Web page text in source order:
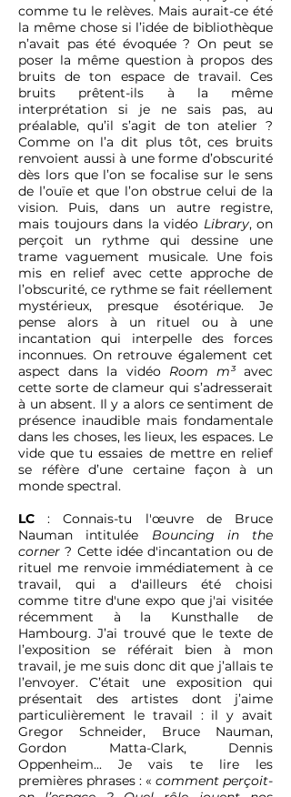
comme tu le relèves. Mais aurait-ce été
la même chose si l’idée de bibliothèque
n’avait pas été évoquée ? On peut se
poser la même question à propos des
bruits de ton espace de travail. Ces
bruits prêtent-ils à la même
interprétation si je ne sais pas, au
préalable, qu’il s’agit de ton atelier ?
Comme on l’a dit plus tôt, ces bruits
renvoient aussi à une forme d’obscurité
dès lors que l’on se focalise sur le sens
de l’ouïe et que l’on obstrue celui de la
vision. Puis, dans un autre registre,
mais toujours dans la vidéo Library, on
perçoit un rythme qui dessine une
trame vaguement musicale. Une fois
mis en relief avec cette approche de
l’obscurité, ce rythme se fait réellement
mystérieux, presque ésotérique. Je
pense alors à un rituel ou à une
incantation qui interpelle des forces
inconnues. On retrouve également cet
aspect dans la vidéo Room m³avec
cette sorte de clameur qui s’adresserait
à un absent. Il y a alors ce sentiment de
présence inaudible mais fondamentale
dans les choses, les lieux, les espaces. Le
vide que tu essaies de mettre en relief
se réfère d’une certaine façon à un
monde spectral.
LC : Connais-tu l'œuvre de Bruce
Nauman intitulée Bouncing in the
corner ? Cette idée d'incantation ou de
rituel me renvoie immédiatement à ce
travail, qui a d'ailleurs été choisi
comme titre d'une expo que j'ai visitée
récemment à la Kunsthalle de
Hambourg. J’ai trouvé que le texte de
l’exposition se référait bien à mon
travail, je me suis donc dit que j’allais te
l’envoyer. C’était une exposition qui
présentait des artistes dont j’aime
particulièrement le travail : il y avait
Gregor Schneider, Bruce Nauman,
Gordon Matta-Clark, Dennis
Oppenheim... Je vais te lire les
premières phrases : « comment perçoit-